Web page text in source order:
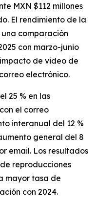
MXN $112 millones
El rendimiento de la
comparación
con marzo-junio
de video de
electrónico.
25 % en las
el correo
interanual del 12 %
general del 8
email. Los resultados
reproducciones
mayor tasa de
con 2024.